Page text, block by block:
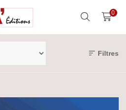
0
Filtres